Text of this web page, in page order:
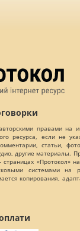
правами на
ресурса, если не
статьи,
другие материалы.
«Протокол»
системами на
копирования,